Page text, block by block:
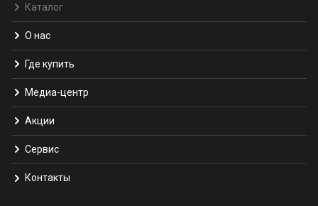
Каталог
О нас
Где купить
Медиа-центр
Акции
Сервис
Контакты